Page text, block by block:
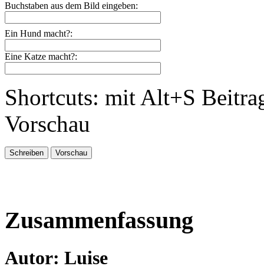
Buchstaben aus dem Bild eingeben:
Ein Hund macht?:
Eine Katze macht?:
Shortcuts: mit Alt+S
Vorschau
Zusammenfassung
Autor: Luise